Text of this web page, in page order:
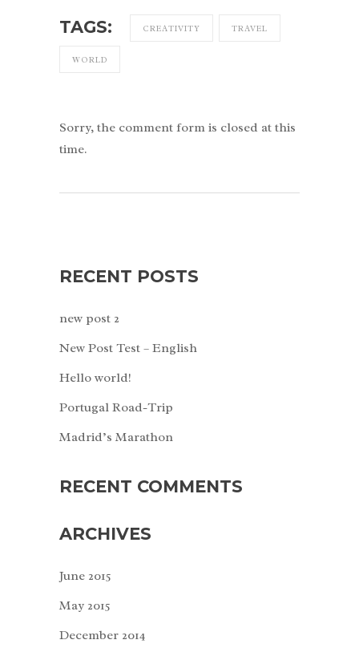
TAGS: CREATIVITY TRAVEL
WORLD
Sorry, the comment form is closed at this
time.
RECENT POSTS
new post 2
New Post Test – English
Hello world!
Portugal Road-Trip
Madrid’s Marathon
RECENT COMMENTS
ARCHIVES
June 2015
May 2015
December 2014